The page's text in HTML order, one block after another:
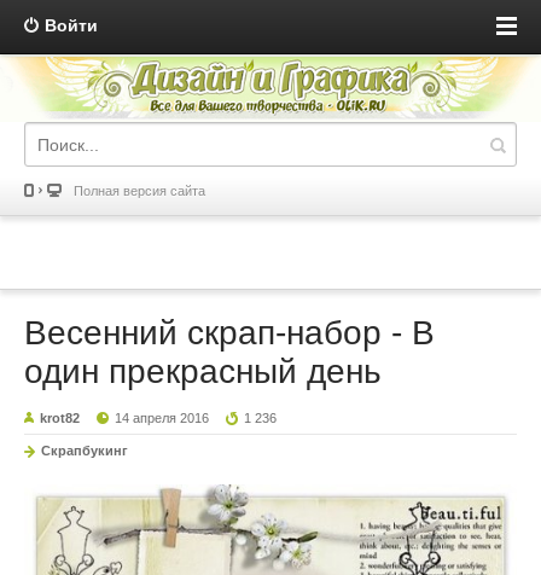
Войти
Полная версия сайта
Весенний скрап-набор - В
один прекрасный день
krot82 14 апреля 2016 1 236
Скрапбукинг